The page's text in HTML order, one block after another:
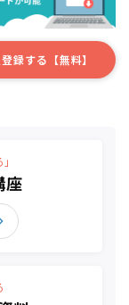
録する【無料】
座